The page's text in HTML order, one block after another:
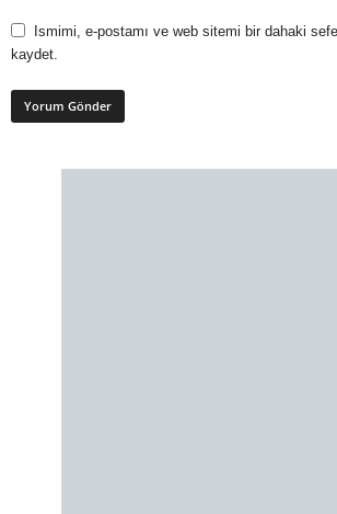
Ismimi, e-postamı ve web sitemi bir dahaki
kaydet.